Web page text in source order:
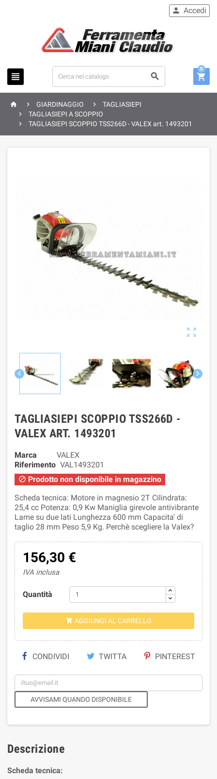
 
 Accedi

0
  GIARDINAGGIO 
TAGLIASIEPI

TAGLIASIEPI A SCOPPIO

TAGLIASIEPI SCOPPIO TSS266D - VALEX art. 1493201

 
TAGLIASIEPI SCOPPIO TSS266D -
VALEX ART. 1493201
Marca
VALEX
Riferimento VAL1493201
 Prodotto non disponibile in magazzino
Scheda tecnica: Motore in magnesio 2T Cilindrata:
25,4 cc Potenza: 0,9 Kw Maniglia girevole antivibrante
Lame su due lati Lunghezza 600 mm Capacita' di
taglio 28 mm Peso 5,9 Kg. Perchè scegliere la Valex?
156,30 €
IVA inclusa
Quantità
 AGGIUNGI AL CARRELLO
CONDIVIDI TWITTA PINTEREST
AVVISAMI QUANDO DISPONIBILE
Descrizione
Scheda tecnica: